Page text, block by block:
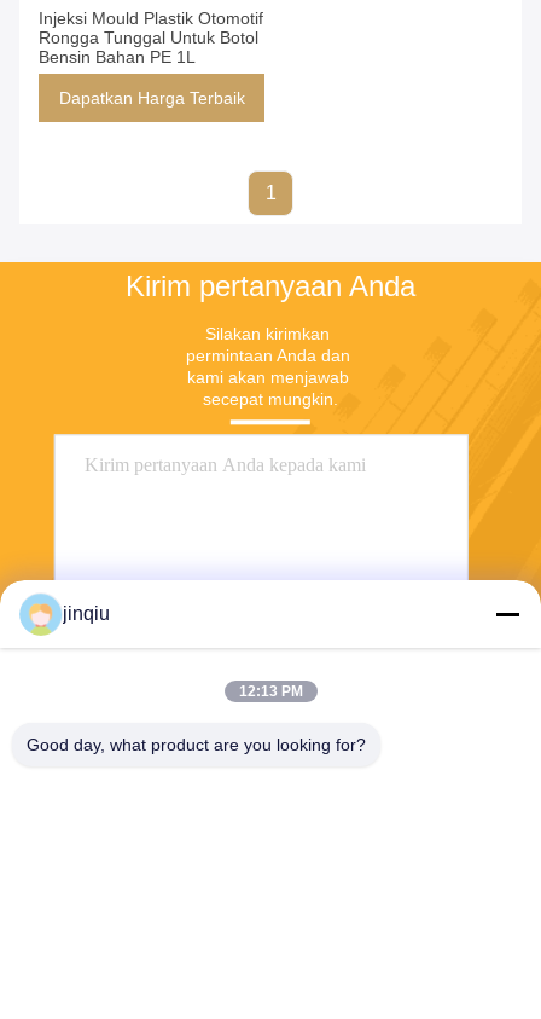
Injeksi Mould Plastik Otomotif
Rongga Tunggal Untuk Botol
Bensin Bahan PE 1L
Dapatkan Harga Terbaik
1
Kirim pertanyaan Anda
Silakan kirimkan
permintaan Anda dan
kami akan menjawab
secepat mungkin.
jinqiu
12:13 PM
Good day, what product are you looking for?